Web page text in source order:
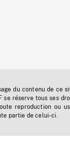
du contenu de ce
se réserve tous ses
reproduction ou
partie de celui-ci.